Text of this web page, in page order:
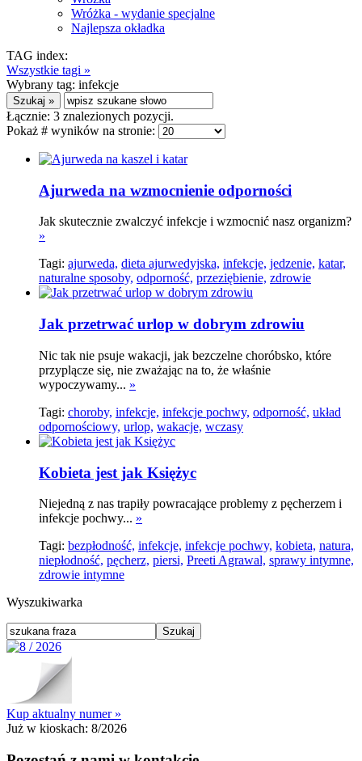
Wróżka - wydanie specjalne
Najlepsza okładka
TAG index:
Wszystkie tagi »
Wybrany tag: infekcje
Łącznie: 3 znalezionych pozycji.
Pokaż # wyników na stronie:
Ajurweda na wzmocnienie odporności
Jak skutecznie zwalczyć infekcje i wzmocnić nasz organizm?
»
Tagi: ajurweda, dieta ajurwedyjska, infekcje, jedzenie, katar,
naturalne sposoby, odporność, przeziębienie, zdrowie
Jak przetrwać urlop w dobrym zdrowiu
Nic tak nie psuje wakacji, jak bezczelne choróbsko, które
przyplącze się, nie zważając na to, że właśnie
wypoczywamy... »
Tagi: choroby, infekcje, infekcje pochwy, odporność, układ
odpornościowy, urlop, wakacje, wczasy
Kobieta jest jak Księżyc
Niejedną z nas trapiły powracające problemy z pęcherzem i
infekcje pochwy... »
Tagi: bezpłodność, infekcje, infekcje pochwy, kobieta, natura,
niepłodność, pęcherz, piersi, Preeti Agrawal, sprawy intymne,
zdrowie intymne
Wyszukiwarka
Kup aktualny numer »
Już w kioskach: 8/2026